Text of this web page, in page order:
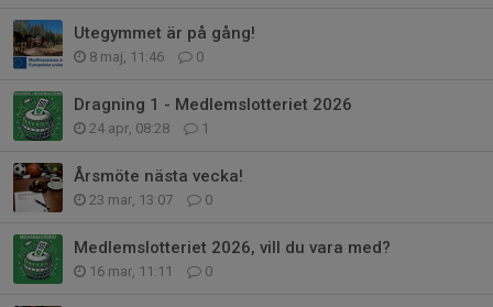
Utegymmet är på gång!
8 maj, 11:46 0
Dragning 1 - Medlemslotteriet 2026
24 apr, 08:28 1
Årsmöte nästa vecka!
23 mar, 13:07 0
Medlemslotteriet 2026, vill du vara med?
16 mar, 11:11 0